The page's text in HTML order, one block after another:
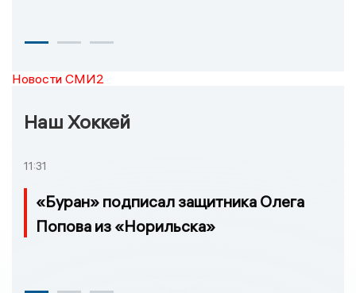
Новости СМИ2
Наш Хоккей
11:31
«Буран» подписал защитника Олега
Попова из «Норильска»